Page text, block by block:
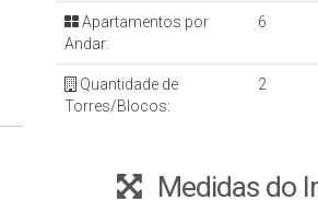
Apartamentos por
Andar:
6
Quantidade de
Torres/Blocos:
2
Medidas do